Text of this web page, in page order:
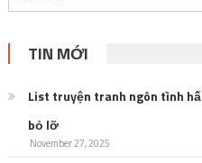
TIN MỚI
List truyện tranh ngôn tình
bỏ lỡ
November 27, 2025